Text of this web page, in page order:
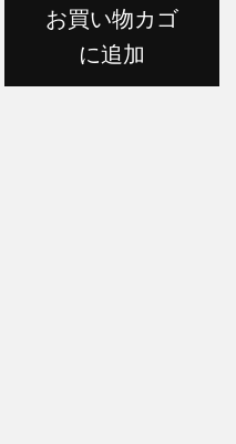
お買い物カゴ
に追加